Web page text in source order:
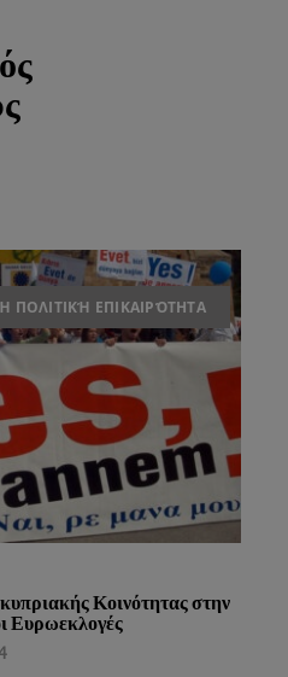
ΠΟΛΙΤΙΚΉ ΕΠΙΚΑΙΡΌΤΗΤΑ
Κοινότητας στην
Ευρωεκλογές